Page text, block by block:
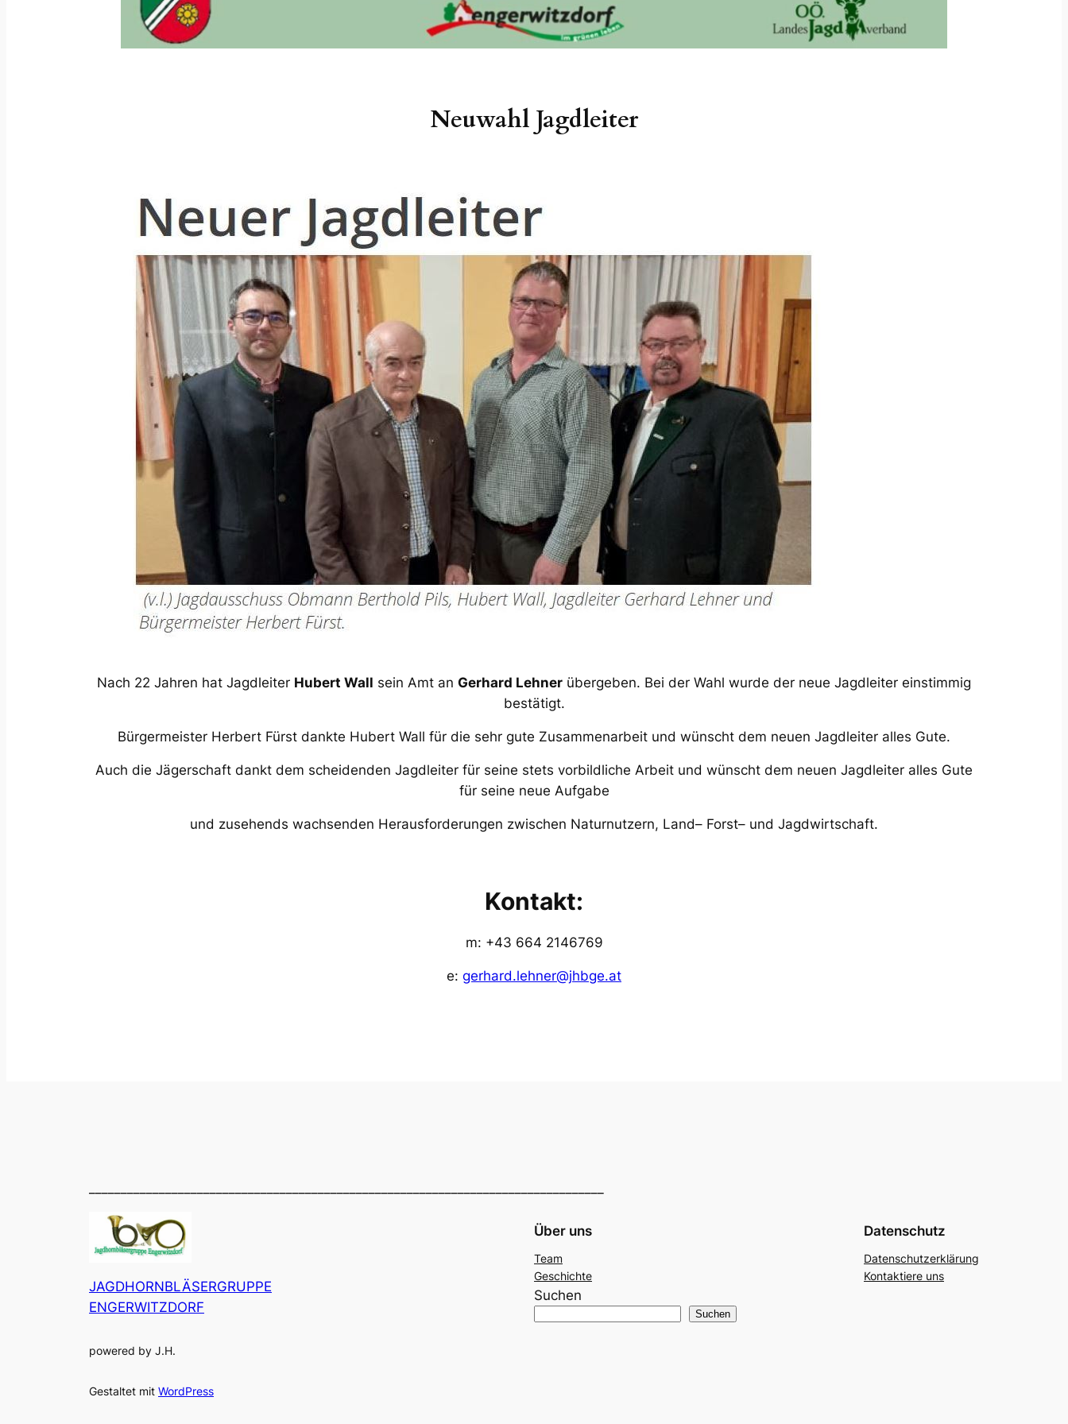
Neuwahl Jagdleiter
Nach 22 Jahren hat Jagdleiter Hubert Wall sein Amt an Gerhard Lehner übergeben. Bei der Wahl wurde der neue Jagdleiter einstimmig
bestätigt.
Bürgermeister Herbert Fürst dankte Hubert Wall für die sehr gute Zusammenarbeit und wünscht dem neuen Jagdleiter alles Gute.
Auch die Jägerschaft dankt dem scheidenden Jagdleiter für seine stets vorbildliche Arbeit und wünscht dem neuen Jagdleiter alles Gute
für seine neue Aufgabe
und zusehends wachsenden Herausforderungen zwischen Naturnutzern, Land– Forst– und Jagdwirtschaft.
Kontakt:
m: +43 664 2146769
e: gerhard.lehner@jhbge.at
JAGDHORNBLÄSERGRUPPE
ENGERWITZDORF
powered by J.H.
Gestaltet mit WordPress
Über uns
Team
Geschichte
Datenschutz
Datenschutzerklärung
Kontaktiere uns
Suchen
Suchen